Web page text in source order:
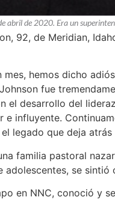
abril de 2020. Era un
92, de Meridian,
mes, hemos dicho
fue
el desarrollo del
e influyente.
legado que deja
familia pastoral
adolescentes, se
en NNC, conoció y